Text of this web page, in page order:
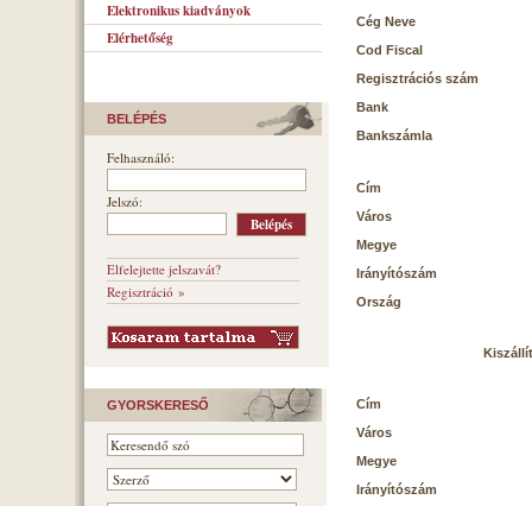
Elektronikus kiadványok
Elérhetőség
BELÉPÉS
Felhasználó:
Jelszó:
Elfelejtette jelszavát?
Regisztráció »
GYORSKERESŐ
Cég Neve
Cod Fiscal
Regisztrációs szám
Bank
Bankszámla
Cím
Város
Megye
Irányítószám
Ország
Cím
Város
Megye
Irányítószám